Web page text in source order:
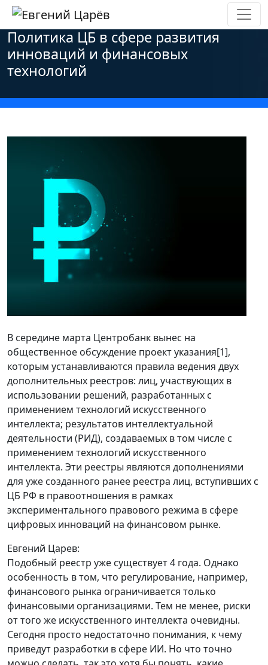
Главная»Новости»Основные новости
Политика ЦБ в сфере развития
инноваций и финансовых
технологий
В середине марта Центробанк вынес на
общественное обсуждение проект указания[1],
которым устанавливаются правила ведения двух
дополнительных реестров: лиц, участвующих в
использовании решений, разработанных с
применением технологий искусственного
интеллекта; результатов интеллектуальной
деятельности (РИД), создаваемых в том числе с
применением технологий искусственного
интеллекта. Эти реестры являются дополнениями
для уже созданного ранее реестра лиц, вступивших с
ЦБ РФ в правоотношения в рамках
экспериментального правового режима в сфере
цифровых инноваций на финансовом рынке.
Евгений Царев:
Подобный реестр уже существует 4 года. Однако
особенность в том, что регулирование, например,
финансового рынка ограничивается только
финансовыми организациями. Тем не менее, риски
от того же искусственного интеллекта очевидны.
Сегодня просто недостаточно понимания, к чему
приведут разработки в сфере ИИ. Но что точно